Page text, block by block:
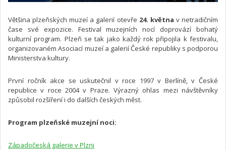
Většina plzeňských muzeí a galerií otevře 24. května v netradičním
čase své expozice. Festival muzejních nocí doprovází bohatý
kulturní program. Plzeň se tak jako každý rok připojila k festivalu,
organizovaném Asociací muzeí a galerií České republiky s podporou
Ministerstva kultury.
První ročník akce se uskutečnil v roce 1997 v Berlíně, v České
republice v roce 2004 v Praze. Výrazný ohlas mezi návštěvníky
způsobil rozšíření i do dalších českých měst.
Program plzeňské muzejní noci:
Západočeská galerie v Plzni